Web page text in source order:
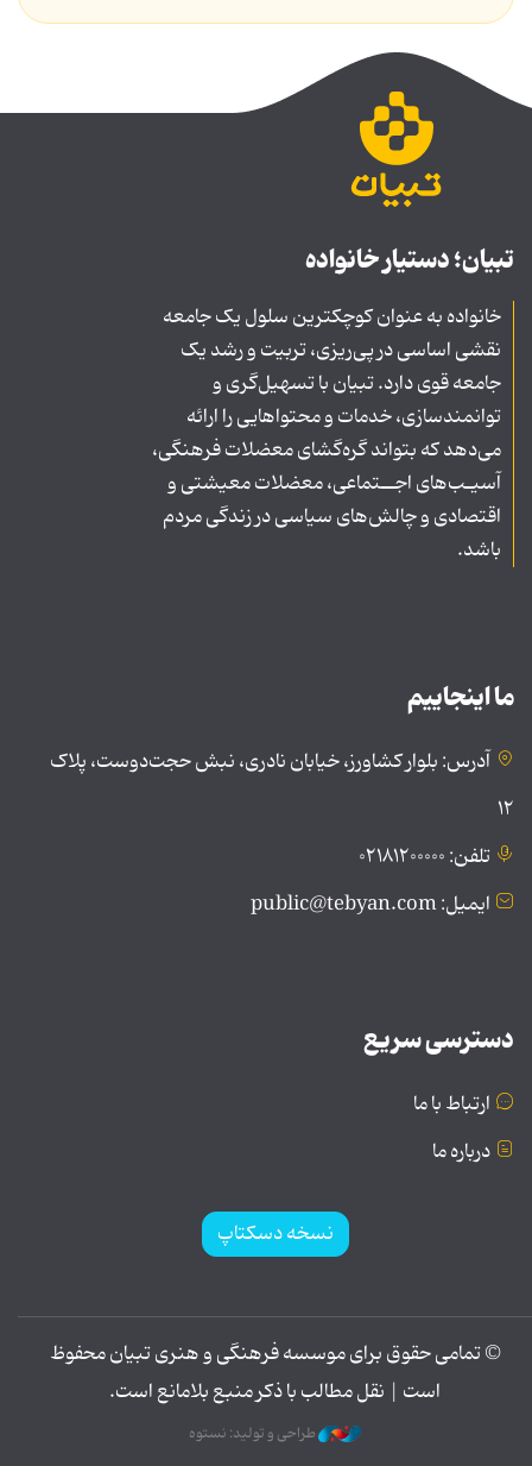
تبیان؛ دستیار خانواده
خانواده به عنوان کوچکترین سلول یک جامعه
نقشی اساسی در پی‌ریزی، تربیت و رشد یک
جامعه قوی دارد. تبیان با تسهیل‌گری و
توانمندسازی، خدمات و محتواهایی را ارائه
می‌دهد که بتواند گره‌گشای معضلات فرهنگی،
آسیـب‌های اجــتماعی، معضلات معیشتی و
اقتصادی و چالش‌های سیاسی در زندگی مردم
باشد.
ما اینجاییم
آدرس: بلوار کشاورز، خیابان نادری، نبش حجت‌دوست، پلاک
۱۲
تلفن: ۰۲۱۸۱۲۰۰۰۰۰
ایمیل: public@tebyan.com
دسترسی سریع
ارتباط با ما
درباره ما
نسخه دسکتاپ
© تمامی حقوق برای موسسه فرهنگی و هنری تبیان محفوظ
است | نقل مطالب با ذکر منبع بلامانع است.
طراحی و تولید: نستوه